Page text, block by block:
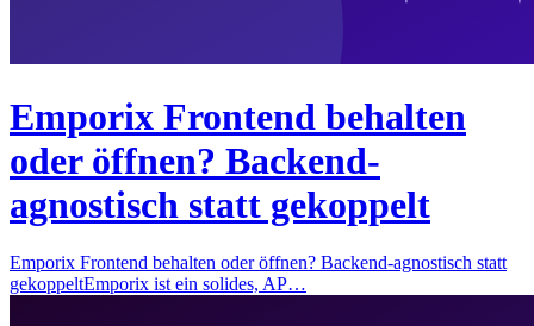
Emporix Frontend behalten
oder öffnen? Backend-
agnostisch statt gekoppelt
Emporix Frontend behalten oder öffnen? Backend-agnostisch statt
gekoppeltEmporix ist ein solides, AP…